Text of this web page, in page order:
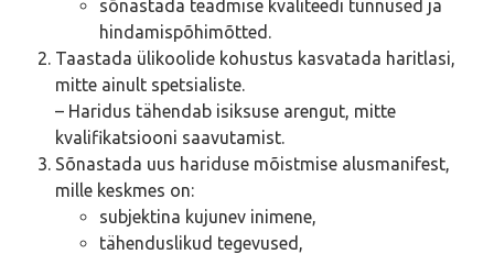
sõnastada teadmise kvaliteedi tunnused ja
hindamispõhimõtted.
Taastada ülikoolide kohustus kasvatada haritlasi,
mitte ainult spetsialiste.
– Haridus tähendab isiksuse arengut, mitte
kvalifikatsiooni saavutamist.
Sõnastada uus hariduse mõistmise alusmanifest,
mille keskmes on:
subjektina kujunev inimene,
tähenduslikud tegevused,